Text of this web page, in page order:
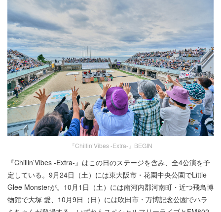
『Chillin’Vibes -Extra-』BEGIN
『Chillin’Vibes -Extra-』はこの日のステージを含み、全4公演を予
定している。9月24日（土）には東大阪市・花園中央公園でLittle
Glee Monsterが。10月1日（土）には南河内郡河南町・近つ飛鳥博
物館で大塚 愛、10月9日（日）には吹田市・万博記念公園でハラ